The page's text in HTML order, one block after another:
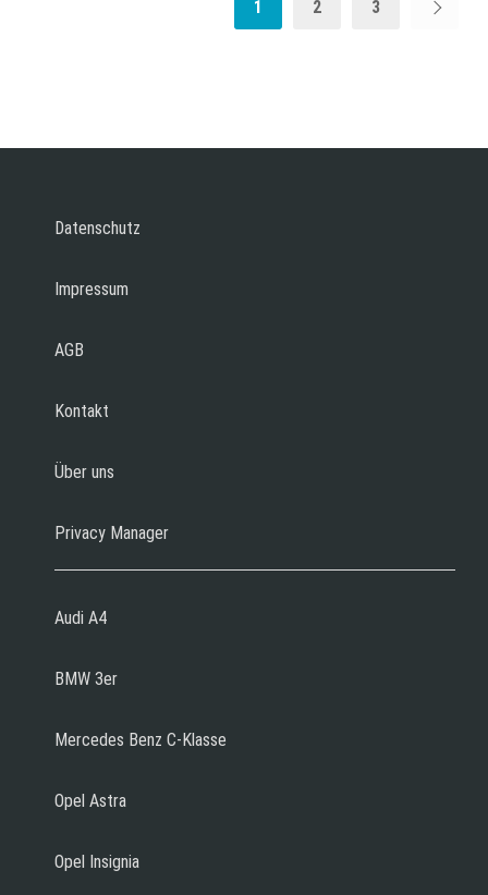
1 2 3
Datenschutz
Impressum
AGB
Kontakt
Über uns
Privacy Manager
Audi A4
BMW 3er
Mercedes Benz C-Klasse
Opel Astra
Opel Insignia